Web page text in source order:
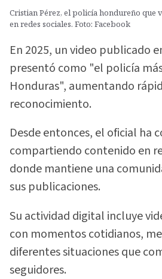
Cristian Pérez, el policía hondureño que
en redes sociales. Foto: Facebook
En 2025, un video publicado
presentó como "el policía
Honduras", aumentando
reconocimiento.
Desde entonces, el oficial ha
compartiendo contenido en
donde mantiene una
sus publicaciones.
Su actividad digital incluye
con momentos cotidianos,
diferentes situaciones que
seguidores.